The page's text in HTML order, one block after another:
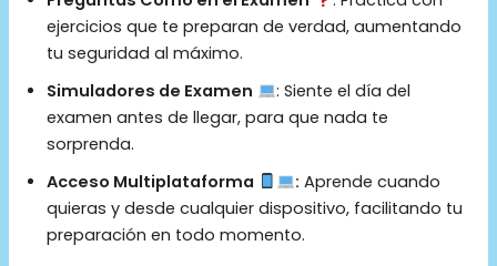
ejercicios que te preparan de verdad, aumentando
tu seguridad al máximo.
Simuladores de Examen
: Siente el día del
examen antes de llegar, para que nada te
sorprenda.
Acceso Multiplataforma
: Aprende cuando
quieras y desde cualquier dispositivo, facilitando tu
preparación en todo momento.